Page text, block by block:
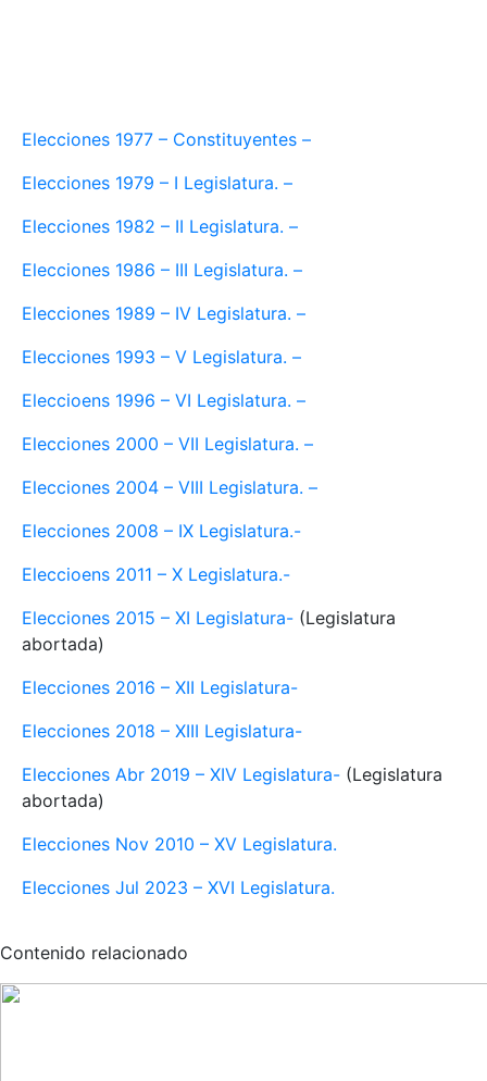
Elecciones 1977 – Constituyentes –
Elecciones 1979 – I Legislatura. –
Elecciones 1982 – II Legislatura. –
Elecciones 1986 – III Legislatura. –
Elecciones 1989 – IV Legislatura. –
Elecciones 1993 – V Legislatura. –
Eleccioens 1996 – VI Legislatura. –
Elecciones 2000 – VII Legislatura. –
Elecciones 2004 – VIII Legislatura. –
Elecciones 2008 – IX Legislatura.-
Eleccioens 2011 – X Legislatura.-
Elecciones 2015 – XI Legislatura- (Legislatura
abortada)
Elecciones 2016 – XII Legislatura-
Elecciones 2018 – XIII Legislatura-
Elecciones Abr 2019 – XIV Legislatura- (Legislatura
abortada)
Elecciones Nov 2010 – XV Legislatura.
Elecciones Jul 2023 – XVI Legislatura.
Contenido relacionado